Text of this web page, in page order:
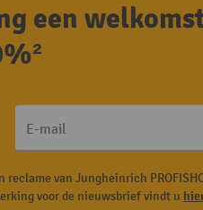
een
E-mail
van Jungheinrich
voor de nieuwsbrief vindt u